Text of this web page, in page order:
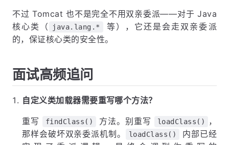
不过 Tomcat 也不是完全不用双亲委派——对于 Java
核心类（
java.lang.*
等），它还是会走双亲委派
的，保证核心类的安全性。
面试高频追问
自定义类加载器需要重写哪个方法？
重写 findClass() 方法。别重写 loadClass()
，
那样会破坏双亲委派机制。
loadClass()
内部已经